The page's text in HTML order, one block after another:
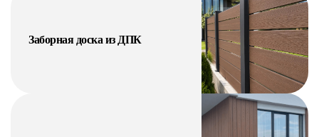
Заборная доска из ДПК